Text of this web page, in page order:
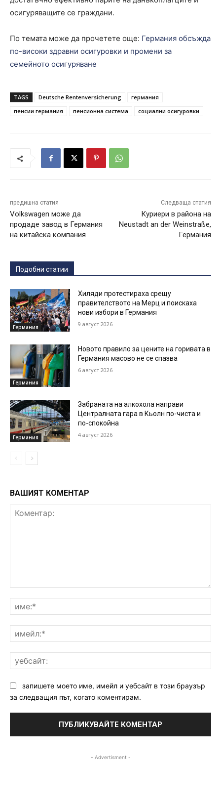
осигуряващите се граждани.
По темата може да прочетете още: Германия обсъжда
по-високи здравни осигуровки и промени за
семейното осигуряване
TAGS Deutsche Rentenversicherung
германия
пенсии германия
пенсионна система социални осигуровки
предишна статия
Volkswagen може да
продаде завод в Германия
на китайска компания
Следваща статия
Куриери в района на
Neustadt an der Weinstraße,
Германия
Подобни статии
Германия
Хиляди протестираха срещу
правителството на Мерц и поискаха
нови избори в Германия
9 август 2026
Германия
Новото правило за цените на горивата в
Германия масово не се спазва
6 август 2026
Германия
Забраната на алкохола направи
Централната гара в Кьолн по-чиста и
по-спокойна
4 август 2026
ВАШИЯТ КОМЕНТАР
запишете моето име, имейл и уебсайт в този браузър
за следващия път, когато коментирам.
- Advertisment -